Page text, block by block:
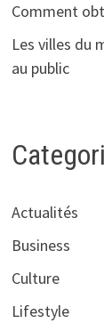
Comment
Les villes du
au public
Actualités
Business
Culture
Lifestyle